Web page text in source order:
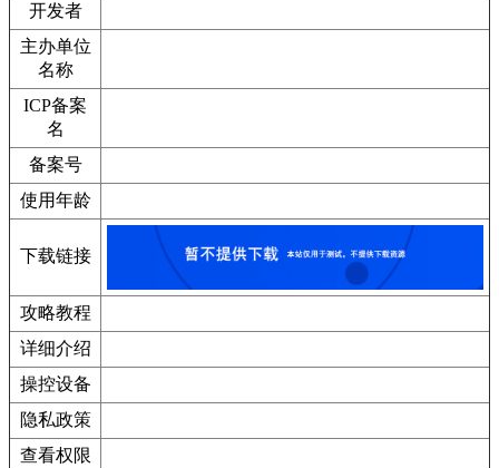
开发者
主办单位
名称
ICP备案
名
备案号
使用年龄
下载链接
攻略教程
详细介绍
操控设备
隐私政策
查看权限